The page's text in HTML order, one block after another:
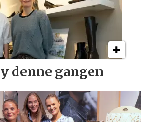
denne gangen